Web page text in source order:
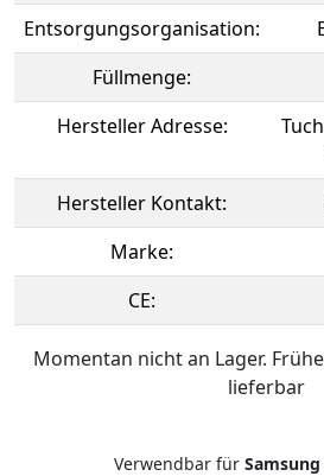
Entsorgungsorganisation:
Füllmenge:
Hersteller Adresse:
Hersteller Kontakt:
Marke:
CE:
Momentan nicht an Lager.
lieferbar
Verwendbar für Samsung